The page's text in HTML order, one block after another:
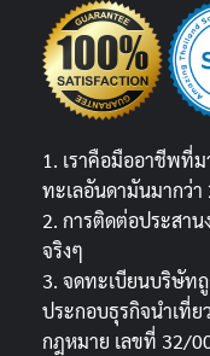
1. เราคือมืออาชีพที่
ทะเลอันดามันมากว่า
2. การติดต่อประสาน
จริงๆ
3. จดทะเบียนบริษัท
ประกอบธุรกิจนำเที่ย
กฎหมาย เลขที่ 32/